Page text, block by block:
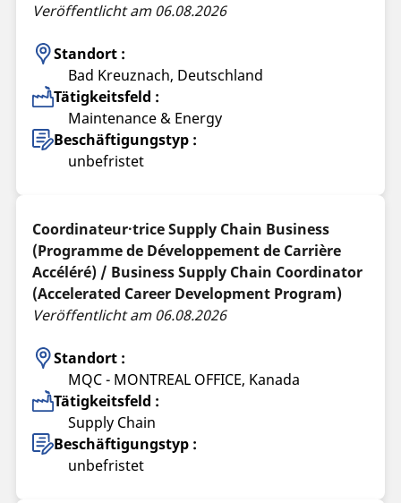
Veröffentlicht am 06.08.2026
Standort :
Bad Kreuznach, Deutschland
Tätigkeitsfeld :
Maintenance & Energy
Beschäftigungstyp :
unbefristet
Coordinateur·trice Supply Chain Business
(Programme de Développement de Carrière
Accéléré) / Business Supply Chain Coordinator
(Accelerated Career Development Program)
Veröffentlicht am 06.08.2026
Standort :
MQC - MONTREAL OFFICE, Kanada
Tätigkeitsfeld :
Supply Chain
Beschäftigungstyp :
unbefristet